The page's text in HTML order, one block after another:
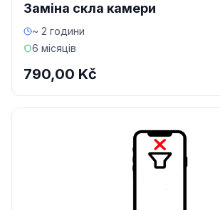
Заміна скла камери
~ 2 години
6 місяців
790,00 Kč